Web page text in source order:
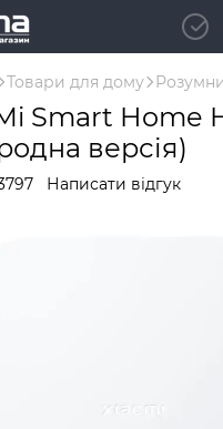
Товари для дому
Smart Home
версія)
Написати відгук